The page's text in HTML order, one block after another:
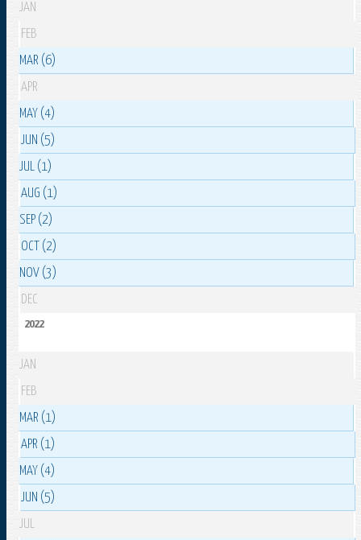
JAN
FEB
MAR (6)
APR
MAY (4)
JUN (5)
JUL (1)
AUG (1)
SEP (2)
OCT (2)
NOV (3)
DEC
2022
JAN
FEB
MAR (1)
APR (1)
MAY (4)
JUN (5)
JUL